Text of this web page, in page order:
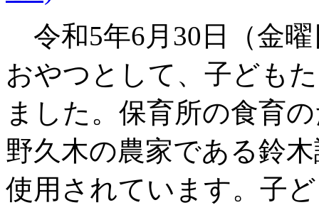
令和5年6月30日（金
おやつとして、子ども
ました。保育所の食育
野久木の農家である鈴
使用されています。子